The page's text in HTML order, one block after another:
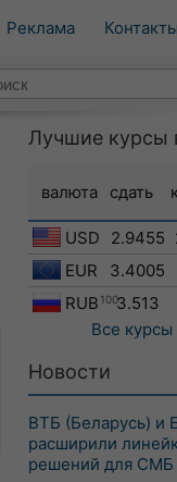
Реклама Контакты
Лучшие курсы
валюта сдать
USD 2.9455
EUR
3.4005
RUB 1003.513
Все курсы
Новости
ВТБ (Беларусь) и
расширили
решений для СМБ